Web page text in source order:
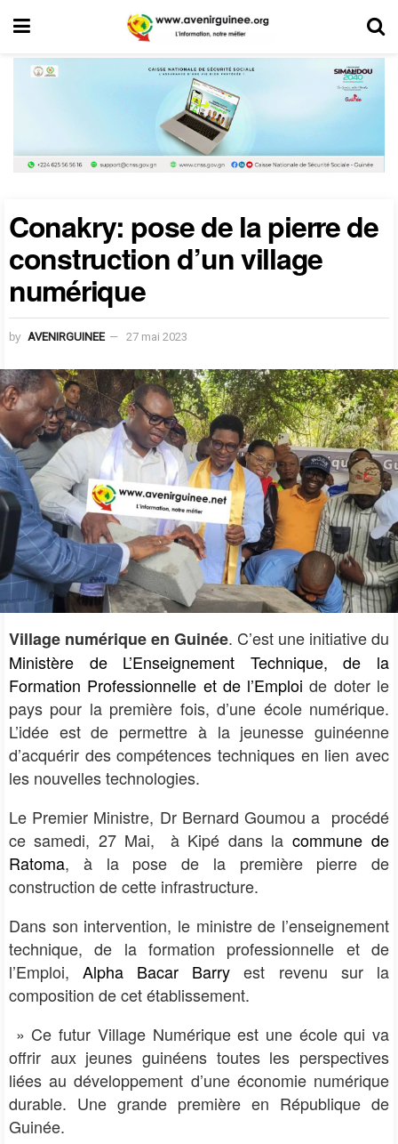
Conakry: pose de la pierre de
construction d’un village
numérique
by AVENIRGUINEE 27 mai 2023
Village numérique en Guinée
Ministère de L’Enseignement Technique, de la
Formation Professionnelle et de l’Emploi de doter le
pays pour la première fois, d’une école numérique.
L’idée est de permettre à la jeunesse guinéenne
d’acquérir des compétences techniques en lien avec
les nouvelles technologies.
Le Premier Ministre, Dr Bernard Goumou a procédé
ce samedi, 27 Mai,
à Kipé dans la commune de
Ratoma, à la pose de la première pierre de
construction de cette infrastructure.
Dans son intervention, le ministre de l’enseignement
technique, de la formation professionnelle et de
l’Emploi, Alpha Bacar Barry est revenu sur la
composition de cet établissement.
» Ce futur Village Numérique est une école qui va
offrir aux jeunes guinéens toutes les perspectives
liées au développement d’une économie numérique
durable. Une grande première en République de
Guinée.